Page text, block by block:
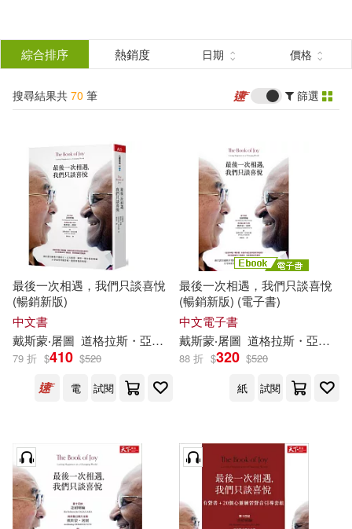
結
分類 (單選)
所有商品(70) 圖書(21)
影音(35) 美食(2)
休閒生活(1) 婦幼生活(1)
電子書(7)
作者 (可複選)
道格拉斯・亞伯拉姆(7)
達賴喇嘛(7) 戴斯蒙‧屠圖(6)
楊無銳(3) Jay(2)
スティーヴン・モファット(2)
マーク・ゲイティス(2)
展開
出版社 (可複選)
Warner Classics(8)
綜合排序 熱銷度 日期 價格
搜尋結果共 70 筆 篩選
最後一次相遇，我們只談喜悅
(暢銷新版)
中文書
戴斯蒙‧屠圖 道格拉斯 ・ 亞伯拉姆 達賴喇嘛 韓絜光
79 折 $410 $520
電
試閱
最後一次相遇，我們只談喜悅
(暢銷新版) (電子書)
中文電子書
戴斯蒙‧屠圖 道格拉斯 ・ 亞伯拉姆
88 折 $320 $520
紙
試閱